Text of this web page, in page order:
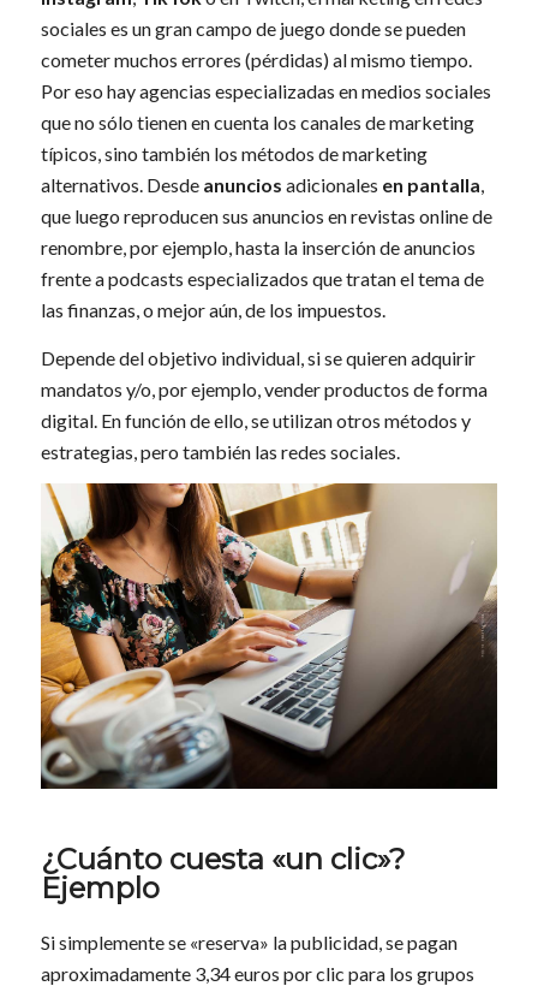
sociales es un gran campo de juego donde se pueden
cometer muchos errores (pérdidas) al mismo tiempo.
Por eso hay agencias especializadas en medios sociales
que no sólo tienen en cuenta los canales de marketing
típicos, sino también los métodos de marketing
alternativos. Desde anuncios adicionales en pantalla,
que luego reproducen sus anuncios en revistas online de
renombre, por ejemplo, hasta la inserción de anuncios
frente a podcasts especializados que tratan el tema de
las finanzas, o mejor aún, de los impuestos.
Depende del objetivo individual, si se quieren adquirir
mandatos y/o, por ejemplo, vender productos de forma
digital. En función de ello, se utilizan otros métodos y
estrategias, pero también las redes sociales.
¿Cuánto cuesta «un clic»?
Ejemplo
Si simplemente se «reserva» la publicidad, se pagan
aproximadamente 3,34 euros por clic para los grupos